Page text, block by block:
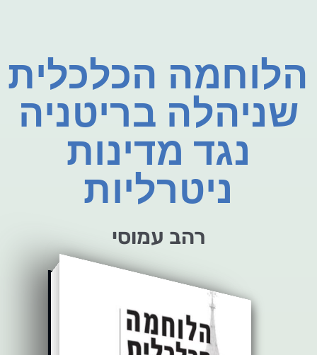
הלוחמה הכלכלית
שניהלה בריטניה
נגד מדינות
ניטרליות
רהב עמוסי